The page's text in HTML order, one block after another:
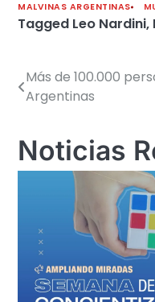
MALVINAS ARGENTINAS
Tagged Leo Nardini,
Navegación
entradas
Más de 100.000
Argentinas
Noticias